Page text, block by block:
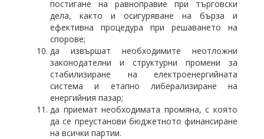
постигане на равноправие при търговски
дела, както и осигуряване на бърза и
ефективна процедура при решаването на
спорове;
да извършат необходимите неотложни
законодателни и структурни промени за
стабилизиране на електроенергийната
система и етапно либерализиране на
енергийния пазар;
да приемат необходимата промяна, с която
да се преустанови бюджетното финансиране
на всички партии.